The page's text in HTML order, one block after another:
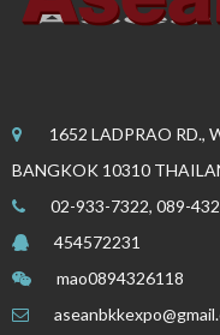
1652 LADPRAO RD.,
BANGKOK 10310
02-933-7322, 089-
454572231
mao0894326118